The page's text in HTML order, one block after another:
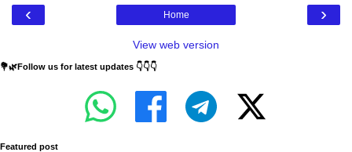
‹ ›
Home
View web version
💐🌿Follow us for latest updates 👇👇👇
Featured post